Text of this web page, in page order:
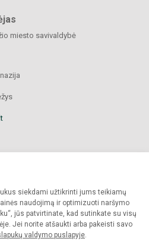
siekdami užtikrinti jums teikiamų
naudojimą ir optimizuoti naršymo
jūs patvirtinate, kad sutinkate su visų
Jei norite atšaukti arba pakeisti savo
valdymo puslapyje.
miesto savivaldybė
gimnazija. Visos teisės saugomos.
sutikimo griežtai draudžiama.
Slapukų politika